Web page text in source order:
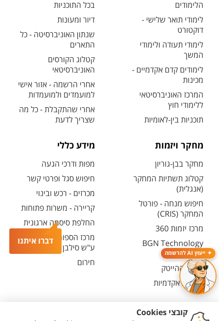
דברו איתנו
ייעוץ AI להרשמה
הלימודים
לימודי תואר שלישי -
דוקטורט
לימודי תעודה ולימודי
המשך
לימודים קדם אקדמיים -
מכינות
המרכז האוניברסיטאי
ללימודי חוץ
תוכניות בין-לאומיות
בכל התוכניות
דיור ומעונות
שנתון האוניברסיטה - כל
התארים
קטלוג הקורסים
האוניברסיטאי
אחרי הרשמה - אזור אישי
למועמדים ולמועמדות
אחרי שהתקבלת - כל מה
שצריך לדעת
מחקר ויזמות
מחקר בבן-גוריון
קטלוג תשתיות המחקר
(אנגלית)
חיפוש מנחה - פורטל
המחקר (CRIS)
מרכז יזמות 360
BGN Technology
Transfer
פארק ההייטק
משרות אקדמיות
מידע כללי
מפות ודרכי הגעה
חיפוש סגל ופרטי קשר
מכרזים - רכש ובינוי
קריירה - משרות פתוחות
החלפת סיסמה ארגונית
מרכז הספורט והנופש
ע"ש סילבן אדמס
חירום